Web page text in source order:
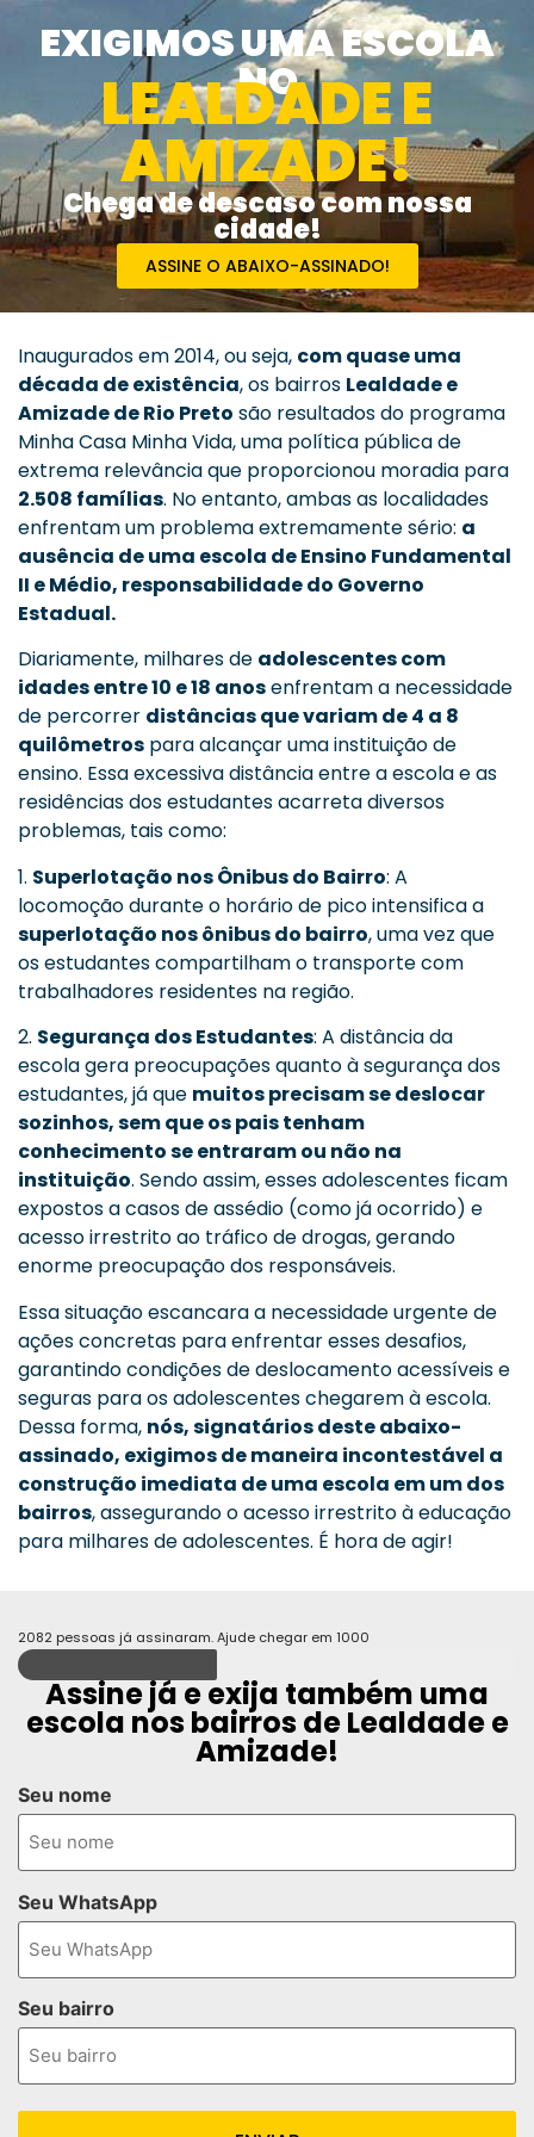
EXIGIMOS UMA ESCOLA
NO
LEALDADE E
AMIZADE!
Chega de descaso com nossa
cidade!
ASSINE O ABAIXO-ASSINADO!
Inaugurados em 2014, ou seja, com quase uma
década de existência, os bairros Lealdade e
Amizade de Rio Preto são resultados do programa
Minha Casa Minha Vida, uma política pública de
extrema relevância que proporcionou moradia para
2.508 famílias. No entanto, ambas as localidades
enfrentam um problema extremamente sério: a
ausência de uma escola de Ensino Fundamental
II e Médio, responsabilidade do Governo
Estadual.
Diariamente, milhares de adolescentes com
idades entre 10 e 18 anosenfrentam a necessidade
de percorrer distâncias que variam de 4 a 8
quilômetros para alcançar uma instituição de
ensino. Essa excessiva distância entre a escola e as
residências dos estudantes acarreta diversos
problemas, tais como:
1. Superlotação nos Ônibus do Bairro: A
locomoção durante o horário de pico intensifica a
superlotação nos ônibus do bairro, uma vez que
os estudantes compartilham o transporte com
trabalhadores residentes na região.
2. Segurança dos Estudantes: A distância da
escola gera preocupações quanto à segurança dos
estudantes, já que muitos precisam se deslocar
sozinhos, sem que os pais tenham
conhecimento se entraram ou não na
instituição. Sendo assim, esses adolescentes ficam
expostos a casos de assédio (como já ocorrido) e
acesso irrestrito ao tráfico de drogas, gerando
enorme preocupação dos responsáveis.
Essa situação escancara a necessidade urgente de
ações concretas para enfrentar esses desafios,
garantindo condições de deslocamento acessíveis e
seguras para os adolescentes chegarem à escola.
Dessa forma, nós, signatários deste abaixo-
assinado, exigimos de maneira incontestável a
construção imediata de uma escola em um dos
bairros, assegurando o acesso irrestrito à educação
para milhares de adolescentes. É hora de agir!
2082 pessoas já assinaram. Ajude chegar em 1000
Assine já e exija também uma
escola nos bairros de Lealdade e
Amizade!
Seu nome
Seu WhatsApp
Seu bairro